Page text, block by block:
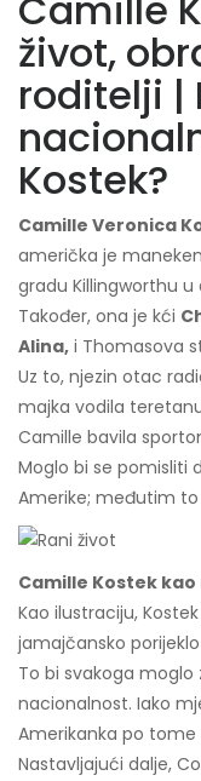
život,
roditelji |
Kostek?
Camille Veronica
američka je
gradu Killingworthu
Također, ona je kći
Alina, i Thomasova
Uz to, njezin otac
majka vodila
Camille bavila
Moglo bi se pomisliti
Amerike; međutim to
Camille Kostek
Kao ilustraciju,
jamajčansko
To bi svakoga
nacionalnost. Iako
Amerikanka po tome
Nastavljajući dalje,